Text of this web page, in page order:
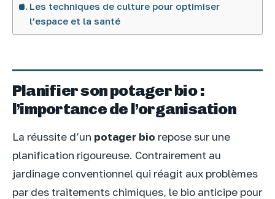
Les techniques de culture pour optimiser
l’espace et la santé
Planifier son potager bio :
l’importance de l’organisation
La réussite d’un potager bio repose sur une
planification rigoureuse. Contrairement au
jardinage conventionnel qui réagit aux problèmes
par des traitements chimiques, le bio anticipe pour